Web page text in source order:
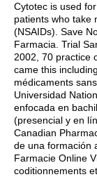
Cytotec is used
patients who take
(NSAIDs). Save
Farmacia. Trial
2002, 70 practice
came this
médicaments
Universidad
enfocada en
(presencial y en
Canadian
de una formación
Farmacie Online
coditionnements